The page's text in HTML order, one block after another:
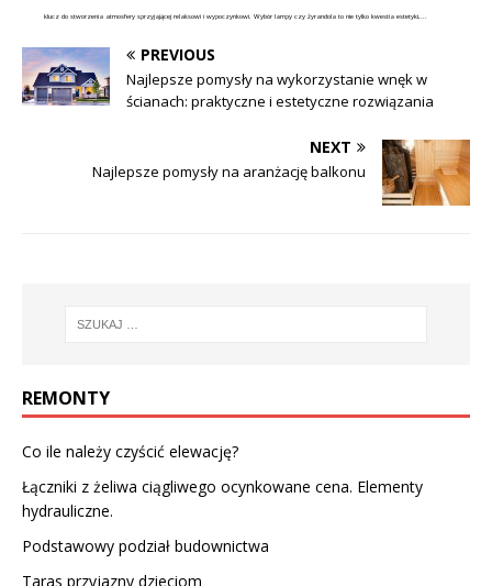
klucz do stworzenia atmosfery sprzyjającej relaksowi i wypoczynkowi. Wybór lampy czy żyrandola to nie tylko kwestia estetyki,...
PREVIOUS
Najlepsze pomysły na wykorzystanie wnęk w
ścianach: praktyczne i estetyczne rozwiązania
NEXT
Najlepsze pomysły na aranżację balkonu
REMONTY
Co ile należy czyścić elewację?
Łączniki z żeliwa ciągliwego ocynkowane cena. Elementy
hydrauliczne.
Podstawowy podział budownictwa
Taras przyjazny dzieciom